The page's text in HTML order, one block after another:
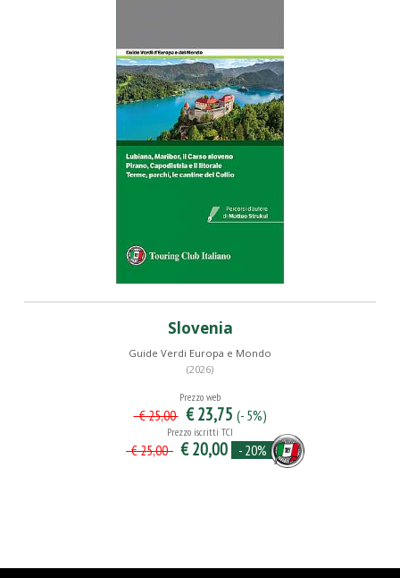
Slovenia
Guide Verdi Europa e Mondo
(2026)
Prezzo web
€ 25,00 € 23,75 (- 5%)
Prezzo iscritti TCI
€ 25,00 € 20,00 - 20%